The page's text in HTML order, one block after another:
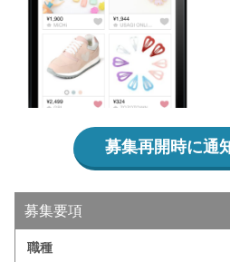
募集再開時に通
募集要項
職種